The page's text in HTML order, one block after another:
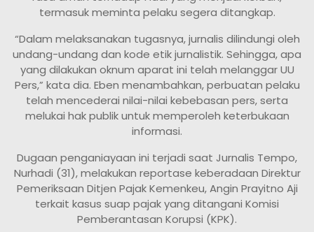
termasuk meminta pelaku segera ditangkap.
“Dalam melaksanakan tugasnya, jurnalis dilindungi oleh
undang-undang dan kode etik jurnalistik. Sehingga, apa
yang dilakukan oknum aparat ini telah melanggar UU
Pers,” kata dia. Eben menambahkan, perbuatan pelaku
telah mencederai nilai-nilai kebebasan pers, serta
melukai hak publik untuk memperoleh keterbukaan
informasi.
Dugaan penganiayaan ini terjadi saat Jurnalis Tempo,
Nurhadi (31), melakukan reportase keberadaan Direktur
Pemeriksaan Ditjen Pajak Kemenkeu, Angin Prayitno Aji
terkait kasus suap pajak yang ditangani Komisi
Pemberantasan Korupsi (KPK).